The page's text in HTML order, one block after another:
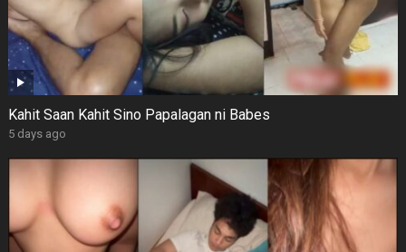
Kahit Saan Kahit Sino Papalagan ni Babes
5 days ago